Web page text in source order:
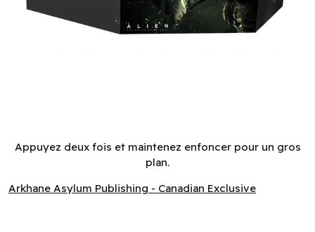
Appuyez deux fois et maintenez enfoncer pour un gros
plan.
Arkhane Asylum Publishing - Canadian Exclusive